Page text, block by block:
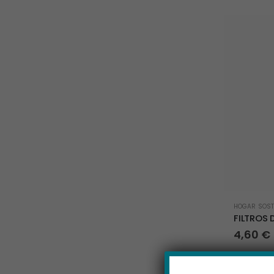
HOGAR
FILTROS
4,60 €